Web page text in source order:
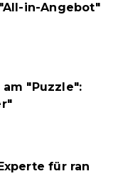
in-Angebot"
"Puzzle":
für ran